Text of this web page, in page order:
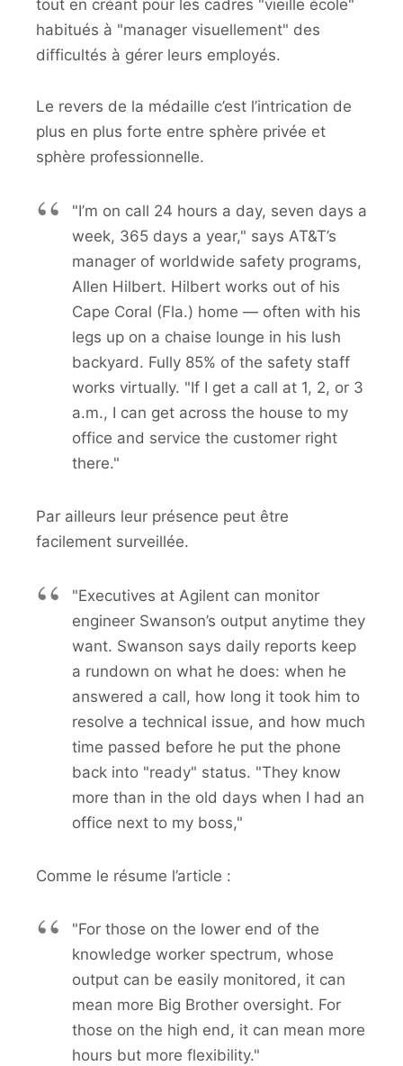
tout en créant pour les cadres "vieille école"
habitués à "manager visuellement" des
difficultés à gérer leurs employés.
Le revers de la médaille c’est l’intrication de
plus en plus forte entre sphère privée et
sphère professionnelle.
"I’m on call 24 hours a day, seven days a
week, 365 days a year," says AT&T’s
manager of worldwide safety programs,
Allen Hilbert. Hilbert works out of his
Cape Coral (Fla.) home — often with his
legs up on a chaise lounge in his lush
backyard. Fully 85% of the safety staff
works virtually. "If I get a call at 1, 2, or 3
a.m., I can get across the house to my
office and service the customer right
there."
Par ailleurs leur présence peut être
facilement surveillée.
"Executives at Agilent can monitor
engineer Swanson’s output anytime they
want. Swanson says daily reports keep
a rundown on what he does: when he
answered a call, how long it took him to
resolve a technical issue, and how much
time passed before he put the phone
back into "ready" status. "They know
more than in the old days when I had an
office next to my boss,"
Comme le résume l’article :
"For those on the lower end of the
knowledge worker spectrum, whose
output can be easily monitored, it can
mean more Big Brother oversight. For
those on the high end, it can mean more
hours but more flexibility."